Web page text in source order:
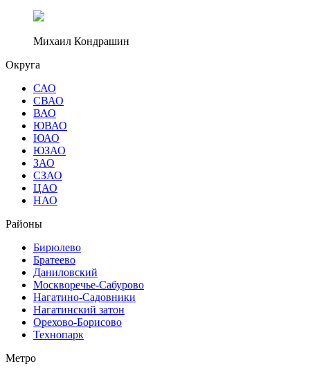
Михаил Кондрашин
Округа
САО
СВАО
ВАО
ЮВАО
ЮАО
ЮЗАО
ЗАО
СЗАО
ЦАО
НАО
Районы
Бирюлево
Братеево
Даниловский
Москворечье-Сабурово
Нагатино-Садовники
Нагатинский затон
Орехово-Борисово
Технопарк
Метро